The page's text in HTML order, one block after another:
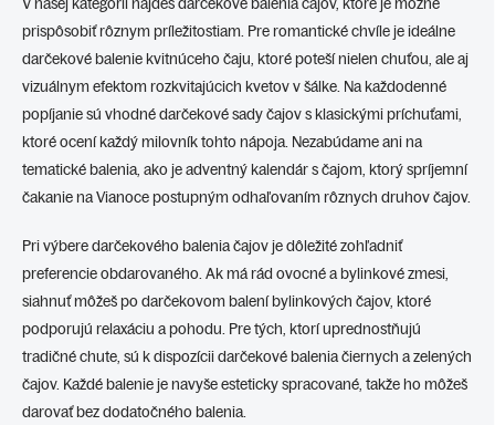
r
v
k
y
v
ý
p
s
u
n
i
e
prispôsobiť rôznym príležitostiam. Pre romantické chvíle je ideálne
darčekové balenie kvitnúceho čaju, ktoré poteší nielen chuťou, ale aj
vizuálnym efektom rozkvitajúcich kvetov v šálke. Na každodenné
popíjanie sú vhodné darčekové sady čajov s klasickými príchuťami,
ktoré ocení každý milovník tohto nápoja. Nezabúdame ani na
tematické balenia, ako je adventný kalendár s čajom, ktorý spríjemní
čakanie na Vianoce postupným odhaľovaním rôznych druhov čajov.
Pri výbere darčekového balenia čajov je dôležité zohľadniť
preferencie obdarovaného. Ak má rád ovocné a bylinkové zmesi,
siahnuť môžeš po darčekovom balení bylinkových čajov, ktoré
podporujú relaxáciu a pohodu. Pre tých, ktorí uprednostňujú
tradičné chute, sú k dispozícii darčekové balenia čiernych a zelených
čajov. Každé balenie je navyše esteticky spracované, takže ho môžeš
darovať bez dodatočného balenia.